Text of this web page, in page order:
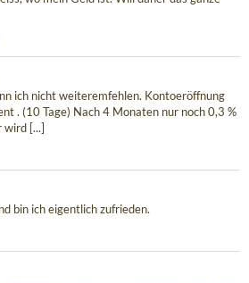
ich nicht weiteremfehlen. Kontoeröffnung
. (10 Tage) Nach 4 Monaten nur noch 0,3 %
[...]
bin ich eigentlich zufrieden.